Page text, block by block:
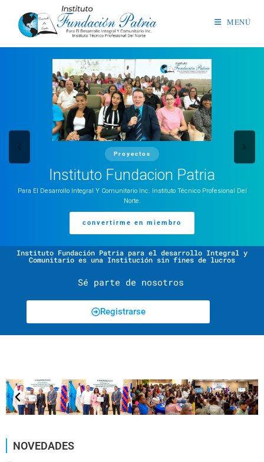
MENÚ
Proyectos
Instituto Fundacion Patria
Para El Desarrollo Integral Y Comunitario Inc. Instituto Técnico Profesional Del
Norte.
convertirme en miembro
Instituto Fundación Patria para el desarrollo Integral y
Comunitario es una Institución sin fines de lucros
Sé parte de nosotros
Registrarse
NOVEDADES